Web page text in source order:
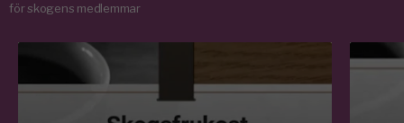
för skogens medlemmar